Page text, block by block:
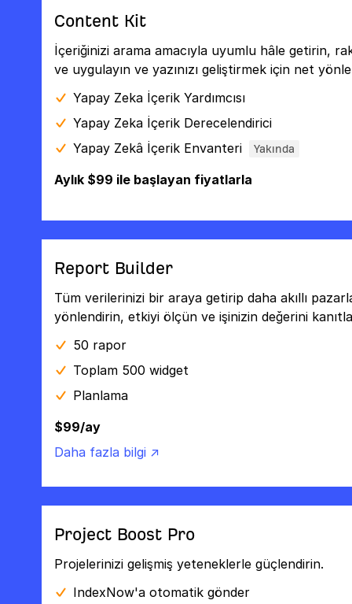
Content Kit
İçeriğinizi arama amacıyla uyumlu hâle getirin,
ve uygulayın ve yazınızı geliştirmek için net
Yapay Zeka İçerik Yardımcısı
Yapay Zeka İçerik Derecelendirici
Yapay Zekâ İçerik Envanteri
Yakında
Aylık $99 ile başlayan fiyatlarla
Report Builder
Tüm verilerinizi bir araya getirip daha akıllı
yönlendirin, etkiyi ölçün ve işinizin değerini
50 rapor
Toplam 500 widget
Planlama
$99/ay
Daha fazla bilgi ↗
Project Boost Pro
Projelerinizi gelişmiş yeteneklerle güçlendirin.
IndexNow'a otomatik gönder